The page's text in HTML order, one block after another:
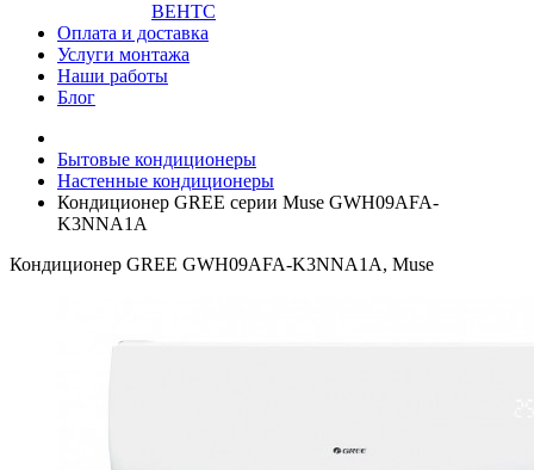
ВЕНТС
Оплата и доставка
Услуги монтажа
Наши работы
Блог
Бытовые кондиционеры
Настенные кондиционеры
Кондиционер GREE серии Muse GWH09AFA-
K3NNA1A
Кондиционер GREE GWH09AFA-K3NNA1A, Muse